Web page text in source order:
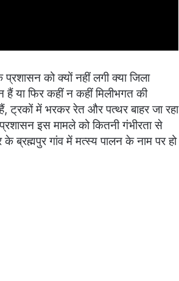
को क्यों नहीं लगी क्या जिला
या फिर कहीं न कहीं मिलीभगत की
ट्रकों में भरकर रेत और पत्थर बाहर जा रहा
इस मामले को कितनी गंभीरता से
ब्रह्मपुर गांव में मत्स्य पालन के नाम पर हो